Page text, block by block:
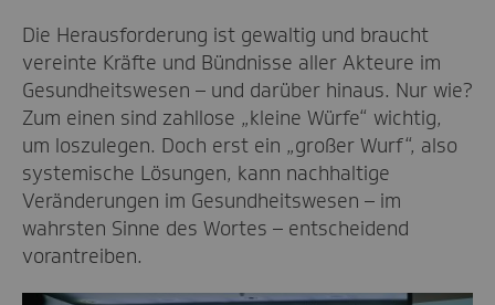
Die Herausforderung ist gewaltig und braucht
vereinte Kräfte und Bündnisse aller Akteure im
Gesundheitswesen – und darüber hinaus. Nur wie?
Zum einen sind zahllose „kleine Würfe“ wichtig,
um loszulegen. Doch erst ein „großer Wurf“, also
systemische Lösungen, kann nachhaltige
Veränderungen im Gesundheitswesen – im
wahrsten Sinne des Wortes – entscheidend
vorantreiben.